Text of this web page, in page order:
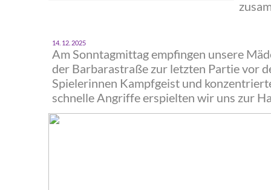
‍14. 12. 2025
‍Am Sonntagmittag empfingen unsere
der Barbarastraße zur letzten Partie vor
Spielerinnen Kampfgeist und
schnelle Angriffe erspielten wir uns zur